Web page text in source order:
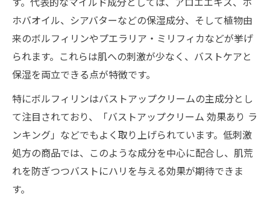
肌にやさしい成分配合バストアップクリー
ムの魅力
口コミで評判のバストアップクリーム効果
感
バストアップクリーム効果あり商品を選ぶ
基準
続けやすさで選ぶバストアップクリーム活用術
ホバオイル、シアバターなどの保湿成分、そして植物由
来のボルフィリンやプエラリア・ミリフィカなどが挙げ
られます。これらは肌への刺激が少なく、バストケアと
保湿を両立できる点が特徴です。
特にボルフィリンはバストアップクリームの主成分とし
て注目されており、「バストアップクリーム 効果あり ラ
ンキング」などでもよく取り上げられています。低刺激
処方の商品では、このような成分を中心に配合し、肌荒
れを防ぎつつバストにハリを与える効果が期待できま
す。